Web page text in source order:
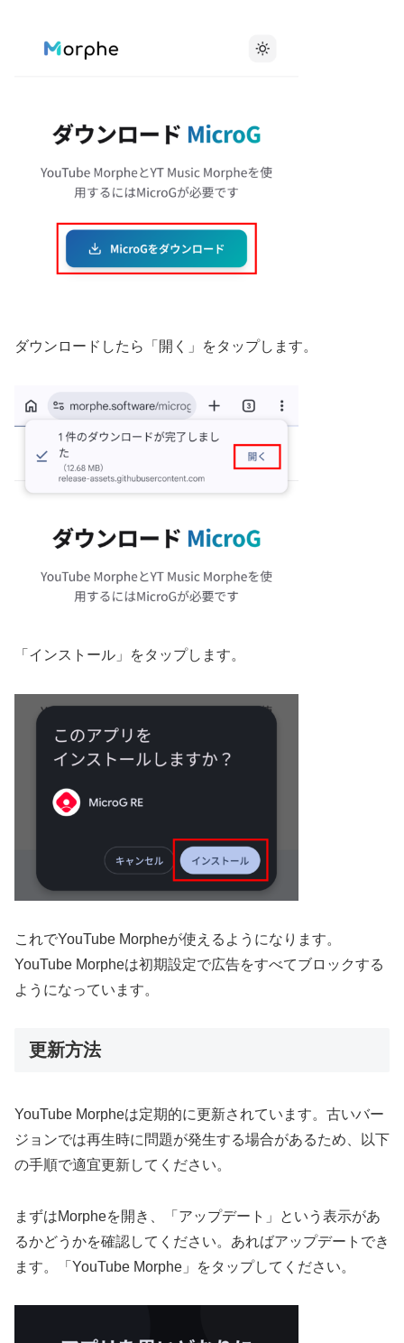
ダウンロードしたら「開く」をタップします。
「インストール」をタップします。
これでYouTube Morpheが使えるようになります。
YouTube Morpheは初期設定で広告をすべてブロックする
ようになっています。
更新方法
YouTube Morpheは定期的に更新されています。古いバー
ジョンでは再生時に問題が発生する場合があるため、以下
の手順で適宜更新してください。
まずはMorpheを開き、「アップデート」という表示があ
るかどうかを確認してください。あればアップデートでき
ます。「YouTube Morphe」をタップしてください。